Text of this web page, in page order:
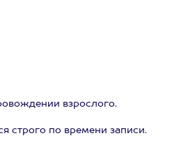
взрослого.
строго по времени записи.